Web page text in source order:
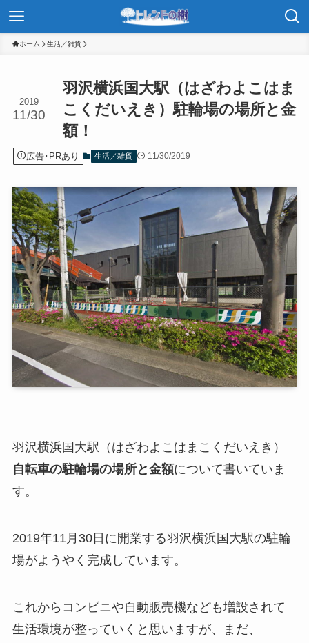
ホーム 生活／雑貨
羽沢横浜国大駅（はざわよこはま
こくだいえき）駐輪場の場所と金
額！
2019
11/30
広告･PRあり 生活／雑貨 11/30/2019
羽沢横浜国大駅（はざわよこはまこくだいえき）
自転車の駐輪場の場所と金額について書いていま
す。
2019年11月30日に開業する羽沢横浜国大駅の駐輪
場がようやく完成しています。
これからコンビニや自動販売機なども増設されて
生活環境が整っていくと思いますが、まだ、